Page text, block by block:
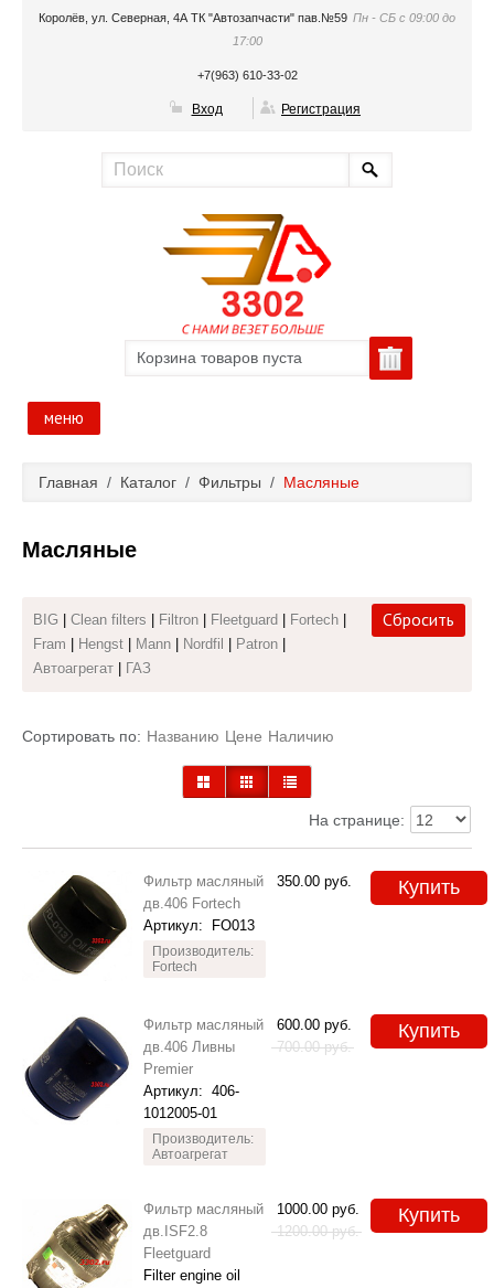
Королёв, ул. Северная, 4А ТК "Автозапчасти" пав.№59 Пн - СБ с 09:00 до
17:00
+7(963) 610-33-02
Вход Регистрация
Корзина товаров пуста
меню
Покупка и оплата
Главная / Каталог / Фильтры / Масляные
Масляные
BIG Clean filters Filtron Fleetguard Fortech
Fram
Hengst Mann Nordfil Patron
Автоагрегат
ГАЗ
Сбросить
Сортировать по: Названию Цене Наличию
На странице:
Фильтр масляный
дв.406 Fortech
Артикул:
FO013
Производитель:
Fortech
350.00 руб. Купить
Фильтр масляный
дв.406 Ливны
Premier
Артикул: 406-
1012005-01
Производитель:
Автоагрегат
600.00 руб.
700.00 руб.
Купить
Фильтр масляный
дв.ISF2.8
Fleetguard
Filter engine oil
1000.00 руб.
1200.00 руб.
Купить